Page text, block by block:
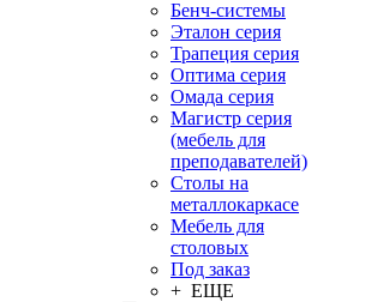
Бенч-системы
Эталон серия
Трапеция серия
Оптима серия
Омада серия
Магистр серия
(мебель для
преподавателей)
Столы на
металлокаркасе
Мебель для
столовых
Под заказ
+ ЕЩЕ